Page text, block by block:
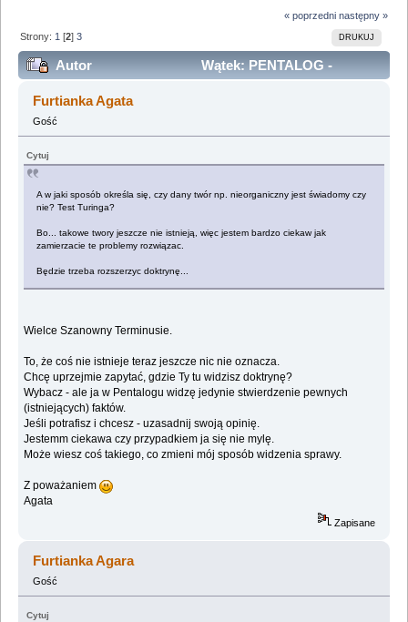
« poprzedni następny »
DRUKUJ
Strony: 1 [2]3
Autor
Wątek: PENTALOG -
indywidualna deklaracja niepodległości. (Przeczytany
113123 razy)
Furtianka Agata
Gość
Cytuj
A w jaki sposób określa się, czy dany twór np. nieorganiczny jest świadomy czy
nie? Test Turinga?
Bo... takowe twory jeszcze nie istnieją, więc jestem bardzo ciekaw jak
zamierzacie te problemy rozwiązac.
Będzie trzeba rozszerzyc doktrynę...
Wielce Szanowny Terminusie.
To, że coś nie istnieje teraz jeszcze nic nie oznacza.
Chcę uprzejmie zapytać, gdzie Ty tu widzisz doktrynę?
Wybacz - ale ja w Pentalogu widzę jedynie stwierdzenie pewnych
(istniejących) faktów.
Jeśli potrafisz i chcesz - uzasadnij swoją opinię.
Jestemm ciekawa czy przypadkiem ja się nie mylę.
Może wiesz coś takiego, co zmieni mój sposób widzenia sprawy.
Z poważaniem
Agata
Zapisane
Furtianka Agara
Gość
Cytuj